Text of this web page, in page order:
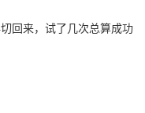
回来，试了几次总算成功